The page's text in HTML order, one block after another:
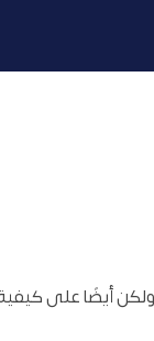
ولكن أيضًا على